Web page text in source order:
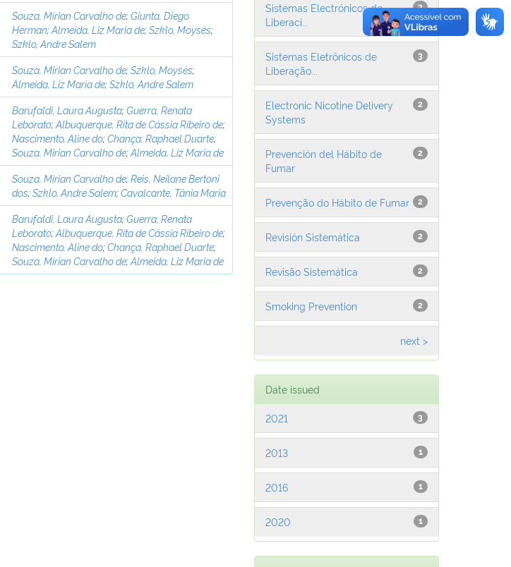
Souza, Mirian Carvalho de;Giunta, Diego
Herman;Almeida, Liz Maria de;Szklo, Moysés;
Szklo, Andre Salem
Souza, Mirian Carvalho de;Szklo, Moysés;
Almeida, Liz Maria de;Szklo, Andre Salem
Barufaldi, Laura Augusta;Guerra, Renata
Leborato;Albuquerque, Rita de Cássia Ribeiro de;
Nascimento, Aline do;Chança, Raphael Duarte;
Souza, Mirian Carvalho de;Almeida, Liz Maria de
Souza, Mirian Carvalho de;Reis, Neilane Bertoni
dos;Szklo, Andre Salem;Cavalcante, Tânia Maria
Barufaldi, Laura Augusta;Guerra, Renata
Leborato;Albuquerque, Rita de Cássia Ribeiro de;
Nascimento, Aline do;Chança, Raphael Duarte;
Souza, Mirian Carvalho de;Almeida, Liz Maria de
3
Sistemas Electrónicos de
Liberaci...
3
Sistemas Eletrônicos de
Liberação...
2
Electronic Nicotine Delivery
Systems
2
Prevención del Hábito de
Fumar
2
Prevenção do Hábito de Fumar
2
Revisión Sistemática
2
Revisão Sistemática
2
Smoking Prevention
next >
Date issued
3
2021
1
2013
1
2016
1
2020